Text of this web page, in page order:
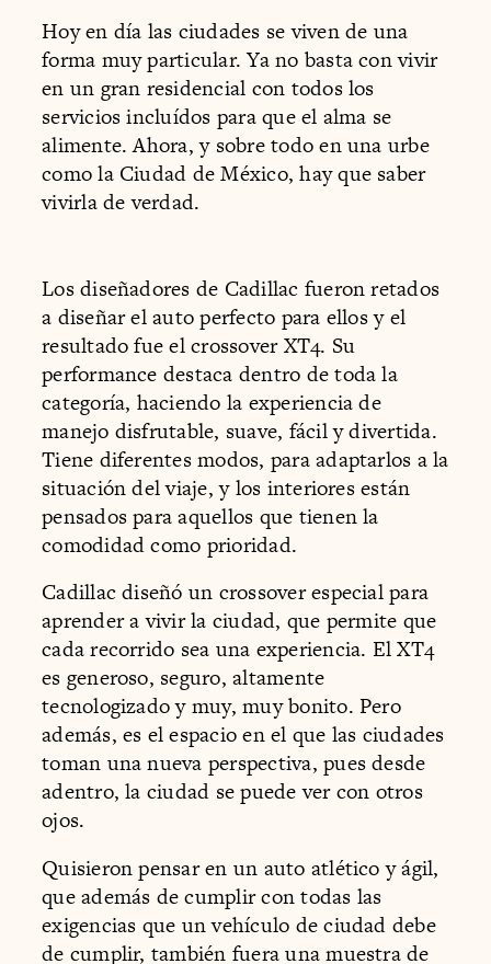
Hoy en día las ciudades se viven de una
forma muy particular. Ya no basta con vivir
en un gran residencial con todos los
servicios incluídos para que el alma se
alimente. Ahora, y sobre todo en una urbe
como la Ciudad de México, hay que saber
vivirla de verdad.
Los diseñadores de Cadillac fueron retados
a diseñar el auto perfecto para ellos y el
resultado fue el crossover XT4. Su
performance destaca dentro de toda la
categoría, haciendo la experiencia de
manejo disfrutable, suave, fácil y divertida.
Tiene diferentes modos, para adaptarlos a la
situación del viaje, y los interiores están
pensados para aquellos que tienen la
comodidad como prioridad.
Cadillac diseñó un crossover especial para
aprender a vivir la ciudad, que permite que
cada recorrido sea una experiencia. El XT4
es generoso, seguro, altamente
tecnologizado y muy, muy bonito. Pero
además, es el espacio en el que las ciudades
toman una nueva perspectiva, pues desde
adentro, la ciudad se puede ver con otros
ojos.
Quisieron pensar en un auto atlético y ágil,
que además de cumplir con todas las
exigencias que un vehículo de ciudad debe
de cumplir, también fuera una muestra de